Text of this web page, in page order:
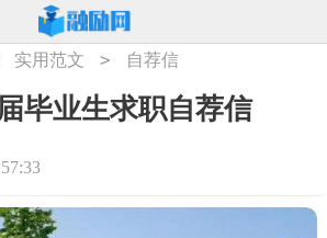
实用范文 > 自荐信
毕业生求职自荐信